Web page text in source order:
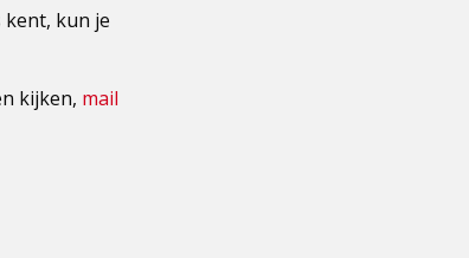
kun je
kijken, mail